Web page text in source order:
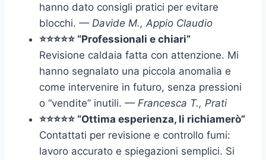
hanno dato consigli pratici per evitare
blocchi. — Davide M., Appio Claudio
⭐⭐⭐⭐⭐ “Professionali e chiari”
Revisione caldaia fatta con attenzione. Mi
hanno segnalato una piccola anomalia e
come intervenire in futuro, senza pressioni
o “vendite” inutili. — Francesca T., Prati
⭐⭐⭐⭐⭐ “Ottima esperienza, li richiamerò”
Contattati per revisione e controllo fumi:
lavoro accurato e spiegazioni semplici. Si